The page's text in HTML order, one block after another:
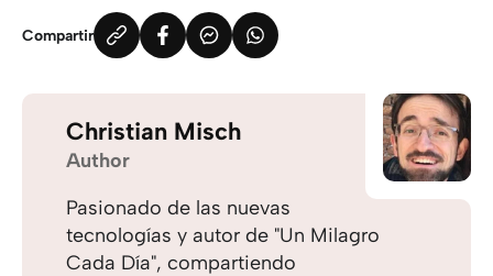
Compartir
Christian Misch
Author
Pasionado de las nuevas
tecnologías y autor de "Un Milagro
Cada Día", compartiendo